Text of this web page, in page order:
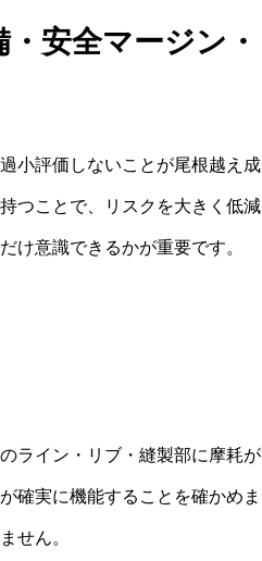
安全マージン・
小評価しないことが尾根越え成
つことで、リスクを大きく低減
け意識できるかが重要です。
ライン・リブ・縫製部に摩耗が
確実に機能することを確かめま
せん。